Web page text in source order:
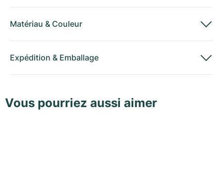
Matériau & Couleur
Expédition & Emballage
Vous pourriez aussi aimer